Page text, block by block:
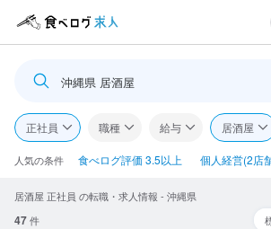
ログイン・無料会員登録
食べログ求人TOP
求人検索
沖縄県 居酒屋
正社員 職種 給与 居酒屋
人気の条件 食べログ評価 3.5以上 個人経営(2店
居酒屋 正社員 の転職・求人情報 - 沖縄県
47件